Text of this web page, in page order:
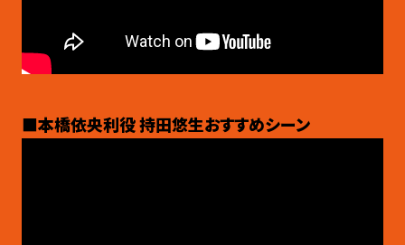
■本橋依央利役 持田悠生おすすめシーン